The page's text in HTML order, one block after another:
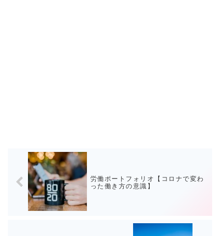
労働ポートフォリオ【コロナで変わ
った働き方の意識】